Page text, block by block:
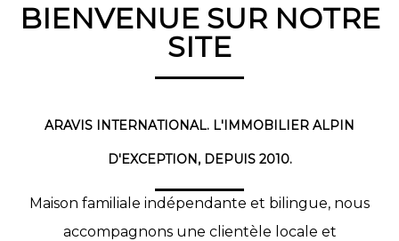
BIENVENUE SUR NOTRE
SITE
ARAVIS INTERNATIONAL. L'IMMOBILIER ALPIN
D'EXCEPTION, DEPUIS 2010.
Maison familiale indépendante et bilingue, nous
accompagnons une clientèle locale et